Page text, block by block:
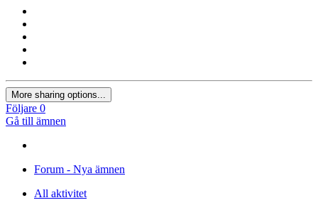
More sharing options...
Följare 0
Gå till ämnen
Forum - Nya ämnen
All aktivitet